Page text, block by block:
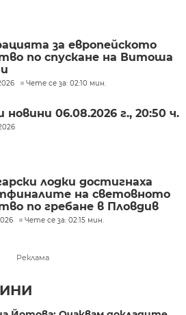
за европейското
по спускане на Витоша
Чете се за: 02:10 мин.
06.08.2026 г., 20:50 ч.
лодки достигнаха
на световното
по гребане в Пловдив
Чете се за: 02:15 мин.
Реклама